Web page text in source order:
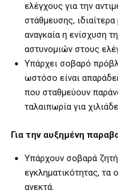
ελέγχους για την
στάθμευσης,
αναγκαία η ενίσχυση
αστυνομιών στους
Υπάρχει σοβαρό
ωστόσο είναι
που σταθμεύουν
ταλαιπωρία για
Για την αυξημένη
Υπάρχουν σοβαρά
εγκληματικότητας, τα
ανεκτά.